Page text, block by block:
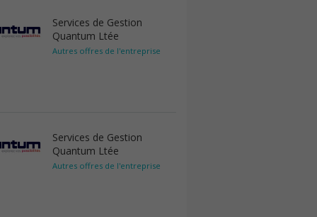
Services de Gestion
Quantum Ltée
Autres offres de l'entreprise
Services de Gestion
Quantum Ltée
Autres offres de l'entreprise